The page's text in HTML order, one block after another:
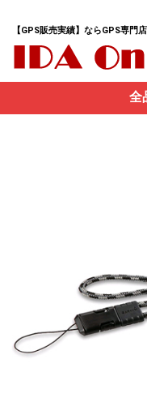
【GPS販売実績】ならGPS専門
全